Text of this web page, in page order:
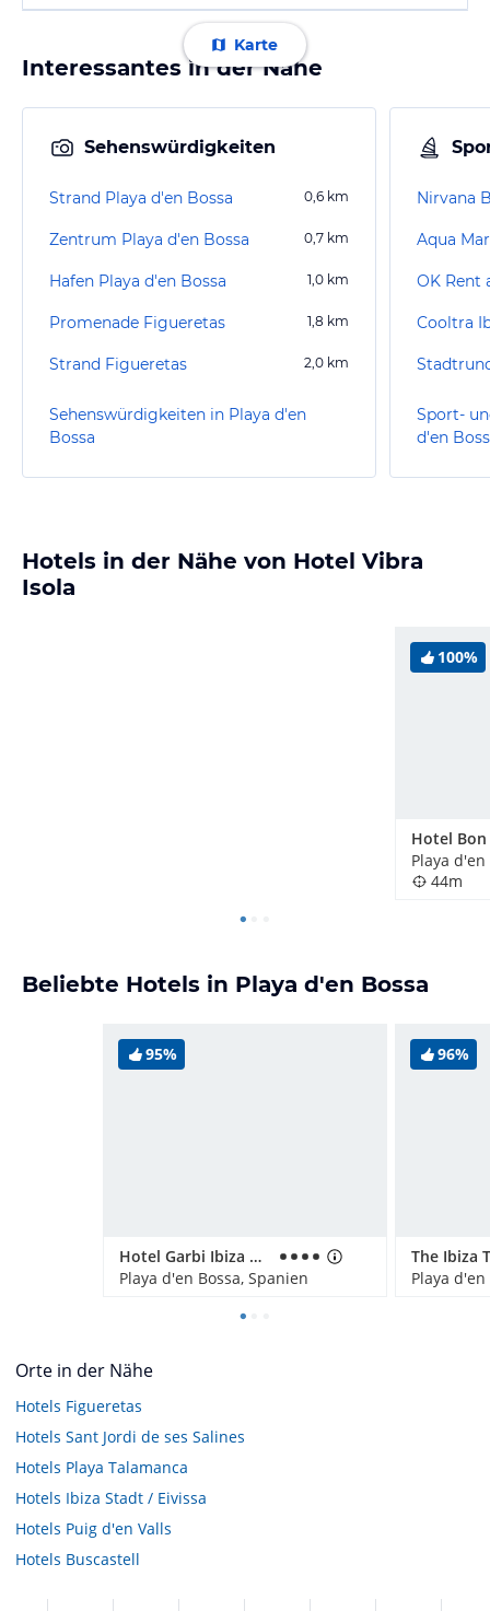
Karte
Interessantes in der Nähe
Sehenswürdigkeiten
Strand Playa d'en Bossa 0,6 km
Zentrum Playa d'en Bossa 0,7 km
Hafen Playa d'en Bossa 1,0 km
Promenade Figueretas 1,8 km
Strand Figueretas 2,0 km
Sehenswürdigkeiten in Playa d'en
Bossa
Nirvana
Aqua
OK Rent
Cooltra
Sport-
d'en
Hotels in der Nähe von Hotel Vibra
Isola
100%
Playa
44m
Beliebte Hotels in Playa d'en Bossa
95%
Hotel Garbi Ibiza & Spa/ Sentido Garbi Ibiza Resort & Spa
Playa d'en Bossa, Spanien
96%
The Ibiza
Playa
Orte in der Nähe
Hotels Figueretas
Hotels Sant Jordi de ses Salines
Hotels Playa Talamanca
Hotels Ibiza Stadt / Eivissa
Hotels Puig d'en Valls
Hotels Buscastell